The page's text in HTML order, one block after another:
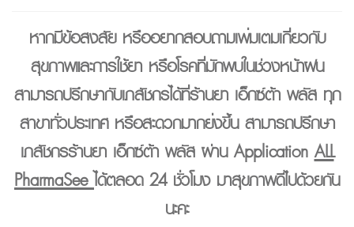
หากมีข้อสงสัย หรืออยากสอบถามเพิ่มเติมเกี่ยวกับ
สุขภาพและการใช้ยา หรือโรคที่มักพบในช่วงหน้าฝน
สามารถปรึกษากับเภสัชกรได้ที่ร้านยา เอ็กซ์ต้า พลัสทุก
สาขาทั่วประเทศ หรือสะดวกมากยิ่งขึ้น สามารถปรึกษา
เภสัชกรร้านยา เอ็กซ์ต้า พลัส ผ่าน ApplicationALL
PharmaSeeได้ตลอด 24 ชั่วโมง มาสุขภาพดีไปด้วยกัน
นะคะ